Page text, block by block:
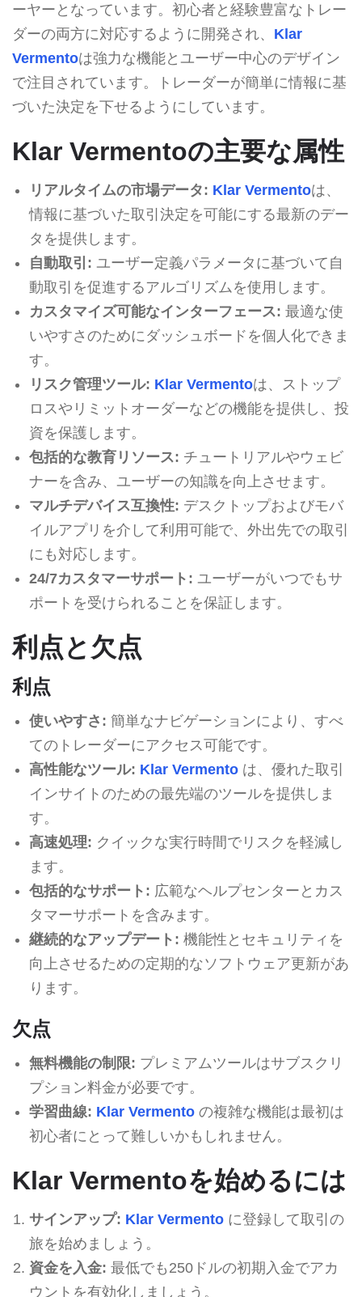
ーヤーとなっています。初心者と経験豊富なトレー
ダーの両方に対応するように開発され、 Klar
Vermentoは強力な機能とユーザー中心のデザイン
で注目されています。トレーダーが簡単に情報に基
づいた決定を下せるようにしています。
Klar Vermentoの主要な属性
リアルタイムの市場データ: Klar Vermentoは、
情報に基づいた取引決定を可能にする最新のデー
タを提供します。
自動取引: ユーザー定義パラメータに基づいて自
動取引を促進するアルゴリズムを使用します。
カスタマイズ可能なインターフェース: 最適な使
いやすさのためにダッシュボードを個人化できま
す。
リスク管理ツール: Klar Vermentoは、ストップ
ロスやリミットオーダーなどの機能を提供し、投
資を保護します。
包括的な教育リソース: チュートリアルやウェビ
ナーを含み、ユーザーの知識を向上させます。
マルチデバイス互換性: デスクトップおよびモバ
イルアプリを介して利用可能で、外出先での取引
にも対応します。
24/7カスタマーサポート: ユーザーがいつでもサ
ポートを受けられることを保証します。
利点と欠点
利点
使いやすさ: 簡単なナビゲーションにより、すべ
てのトレーダーにアクセス可能です。
高性能なツール: Klar Vermentoは、優れた取引
インサイトのための最先端のツールを提供しま
す。
高速処理: クイックな実行時間でリスクを軽減し
ます。
包括的なサポート: 広範なヘルプセンターとカス
タマーサポートを含みます。
継続的なアップデート: 機能性とセキュリティを
向上させるための定期的なソフトウェア更新があ
ります。
欠点
無料機能の制限: プレミアムツールはサブスクリ
プション料金が必要です。
学習曲線: Klar Vermentoの複雑な機能は最初は
初心者にとって難しいかもしれません。
Klar Vermentoを始めるには
サインアップ: Klar Vermentoに登録して取引の
旅を始めましょう。
資金を入金: 最低でも250ドルの初期入金でアカ
ウントを有効化しましょう。